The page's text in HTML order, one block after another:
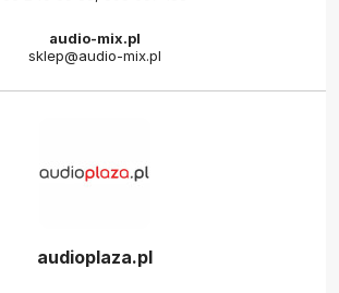
audio-mix.pl
sklep@audio-mix.pl
audioplaza.pl